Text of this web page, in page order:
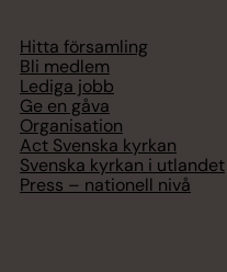
Hitta församling
Bli medlem
Lediga jobb
Ge en gåva
Organisation
Act Svenska kyrkan
Svenska kyrkan i utlandet
Press – nationell nivå